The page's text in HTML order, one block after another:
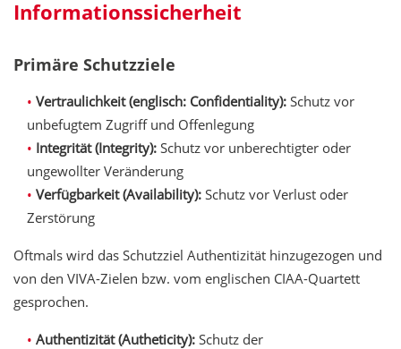
Informationssicherheit
Primäre Schutzziele
Vertraulichkeit (englisch: Confidentiality): Schutz vor
unbefugtem Zugriff und Offenlegung
Integrität (Integrity): Schutz vor unberechtigter oder
ungewollter Veränderung
Verfügbarkeit (Availability): Schutz vor Verlust oder
Zerstörung
Oftmals wird das Schutzziel Authentizität hinzugezogen und
von den VIVA-Zielen bzw. vom englischen CIAA-Quartett
gesprochen.
Authentizität (Autheticity): Schutz der